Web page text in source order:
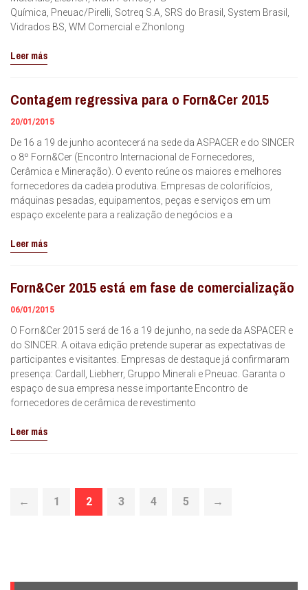
Química, Pneuac/Pirelli, Sotreq S.A, SRS do Brasil, System Brasil,
Vidrados BS, WM Comercial e Zhonlong
Leer más
Contagem regressiva para o Forn&Cer 2015
20/01/2015
De 16 a 19 de junho acontecerá na sede da ASPACER e do SINCER
o 8º Forn&Cer (Encontro Internacional de Fornecedores,
Cerâmica e Mineração). O evento reúne os maiores e melhores
fornecedores da cadeia produtiva. Empresas de colorifícios,
máquinas pesadas, equipamentos, peças e serviços em um
espaço excelente para a realização de negócios e a
Leer más
Forn&Cer 2015 está em fase de comercialização
06/01/2015
O Forn&Cer 2015 será de 16 a 19 de junho, na sede da ASPACER e
do SINCER. A oitava edição pretende superar as expectativas de
participantes e visitantes. Empresas de destaque já confirmaram
presença: Cardall, Liebherr, Gruppo Minerali e Pneuac. Garanta o
espaço de sua empresa nesse importante Encontro de
fornecedores de cerâmica de revestimento
Leer más
← 1 2 3 4 5 →